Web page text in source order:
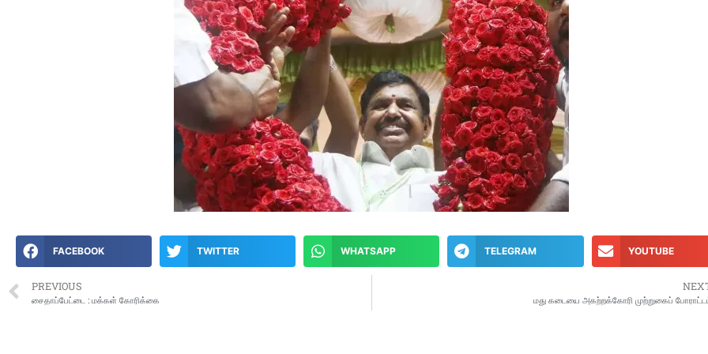
FACEBOOK TWITTER WHATSAPP TELEGRAM YOUTUBE
PREVIOUS
சைதாப்பேட்டை : மக்கள் கோரிக்கை மது கடையை அகற்றக்கோரி முற்றுகைப்